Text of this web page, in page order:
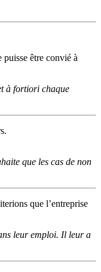
puisse être convié à
à fortiori chaque
que les cas de non
que l’entreprise
leur emploi. Il leur a